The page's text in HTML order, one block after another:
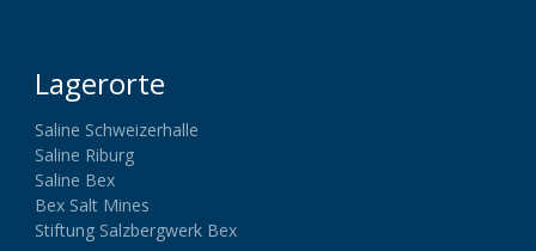
Lagerorte
Saline Schweizerhalle
Saline Riburg
Saline Bex
Bex Salt Mines
Stiftung Salzbergwerk Bex